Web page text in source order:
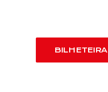
BILHETEIRA